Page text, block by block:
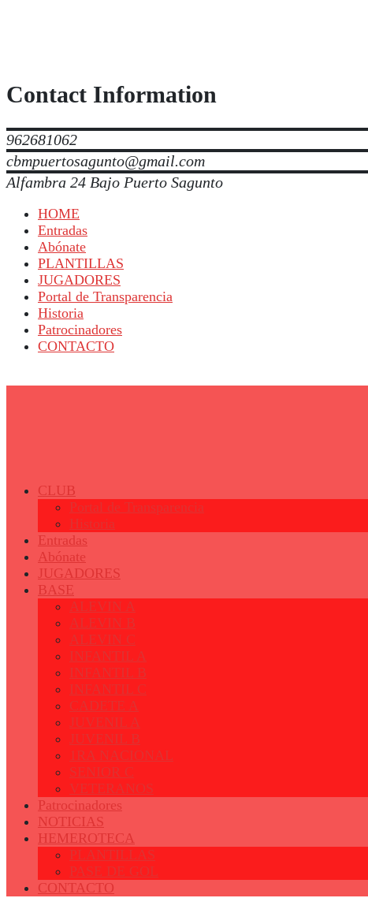
Contact Information
962681062
cbmpuertosagunto@gmail.com
Alfambra 24 Bajo Puerto Sagunto
HOME
Entradas
Abónate
PLANTILLAS
JUGADORES
Portal de Transparencia
Historia
Patrocinadores
CONTACTO
CLUB
Portal de Transparencia
Historia
Entradas
Abónate
JUGADORES
BASE
ALEVIN A
ALEVIN B
ALEVIN C
INFANTIL A
INFANTIL B
INFANTIL C
CADETE A
JUVENIL A
JUVENIL B
1RA NACIONAL
SENIOR C
VETERANOS
Patrocinadores
NOTICIAS
HEMEROTECA
PLANTILLAS
PASE DE GOL
CONTACTO